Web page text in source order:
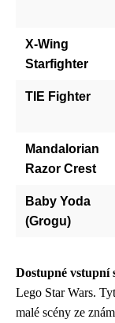
X-Wing
Starfighter
TIE Fighter
Mandalorian
Razor Crest
Baby Yoda
(Grogu)
Dostupné vstupní
Lego Star Wars.
malé scény ze